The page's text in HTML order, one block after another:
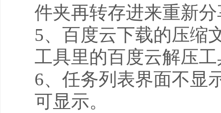
件夹再转存进来重新
5、百度云下载的压缩
工具里的百度云解压
6、任务列表界面不显
可显示。